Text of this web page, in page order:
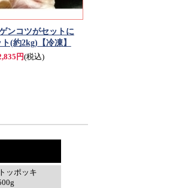
ンコツがセットに
(約2kg) 【冷凍】
円(税込)